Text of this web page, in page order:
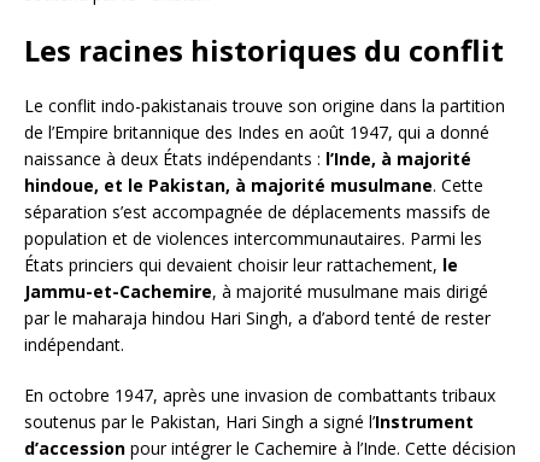
Les racines historiques du conflit
Le conflit indo-pakistanais trouve son origine dans la partition
de l’Empire britannique des Indes en août 1947, qui a donné
naissance à deux États indépendants : l’Inde, à majorité
hindoue, et le Pakistan, à majorité musulmane. Cette
séparation s’est accompagnée de déplacements massifs de
population et de violences intercommunautaires. Parmi les
États princiers qui devaient choisir leur rattachement, le
Jammu-et-Cachemire, à majorité musulmane mais dirigé
par le maharaja hindou Hari Singh, a d’abord tenté de rester
indépendant.
En octobre 1947, après une invasion de combattants tribaux
soutenus par le Pakistan, Hari Singh a signé l’Instrument
d’accession pour intégrer le Cachemire à l’Inde. Cette décision